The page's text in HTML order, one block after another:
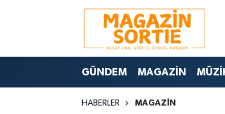
GÜNDEM MAGAZİN
HABERLER MAGAZİN
Nöbetçi Eczaneler
Hava Durumu
Trafik Durumu